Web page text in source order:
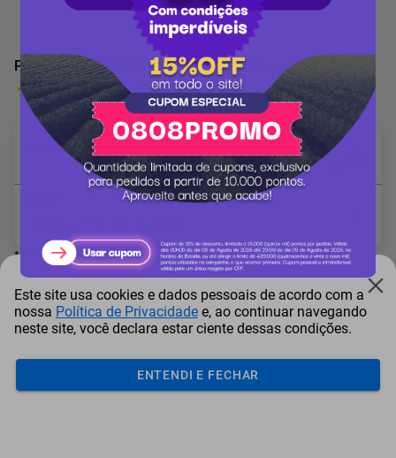
Programa de Desenvolvimento de Líderes - ALINHARH
1 Avaliação
Data desejada: *
A partir de 15/08/2026
* Campo obrigatório
Adicionar ao carrinho
Mais Resgatados
Este site usa cookies e dados pessoais de acordo com a
nossa Política de Privacidade e, ao continuar navegando
neste site, você declara estar ciente dessas condições.
ENTENDI E FECHAR